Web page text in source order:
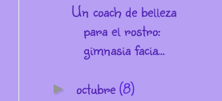
Un coach de belleza
para el rostro:
gimnasia facia...
► octubre(8)